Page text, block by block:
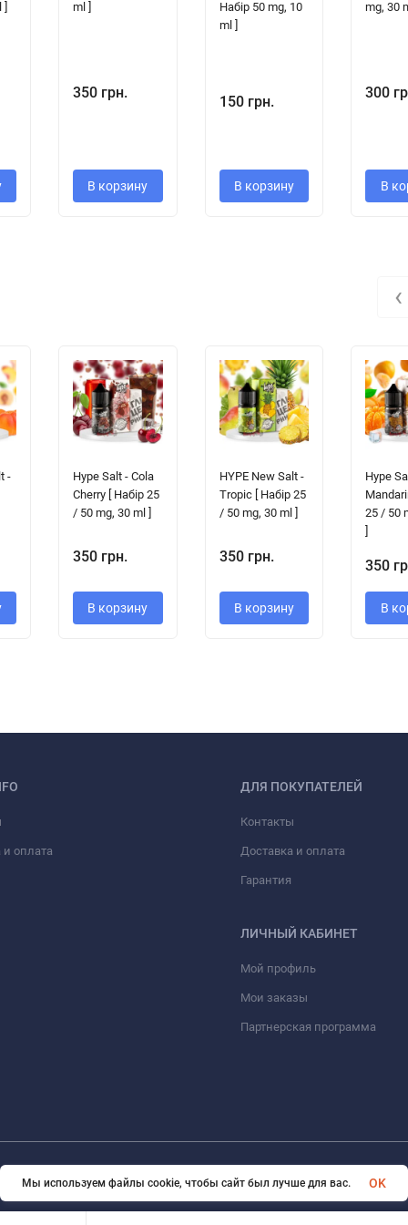
] ml ]
350 грн.
В корзину
Набір 50 mg, 10
ml ]
150 грн.
В корзину
mg, 30
300
В
-
Hype Salt - Cola
Cherry [ Набір 25
/ 50 mg, 30 ml ]
350 грн.
В корзину
HYPE New Salt -
Tropic [ Набір 25
/ 50 mg, 30 ml ]
350 грн.
В корзину
Hype
25 / 50
350
В
‹
и оплата
ДЛЯ ПОКУПАТЕЛЕЙ
Контакты
Доставка и оплата
Гарантия
ЛИЧНЫЙ КАБИНЕТ
Мой профиль
Мои заказы
Партнерская программа
© 2026 eVape. Все права защищены
Мы используем файлы cookie, чтобы сайт был лучше для вас. OK